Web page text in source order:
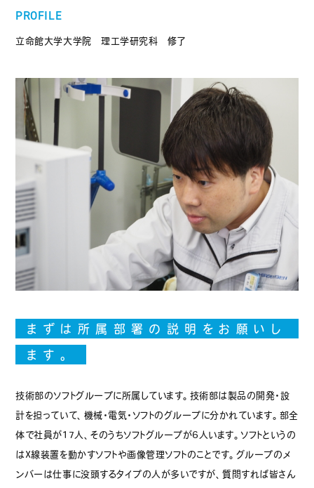
PROFILE
立命館大学大学院 理工学研究科 修了
まずは所属部署の説明をお願いし
ます。
技術部のソフトグループに所属しています。技術部は製品の開発・設
計を担っていて、機械・電気・ソフトのグループに分かれています。部全
体で社員が17人、そのうちソフトグループが6人います。ソフトというの
はX線装置を動かすソフトや画像管理ソフトのことです。グループのメ
ンバーは仕事に没頭するタイプの人が多いですが、質問すれば皆さん